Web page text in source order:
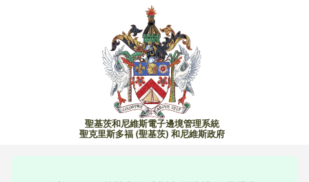
聖基茨和尼維斯電子邊境管理系統
聖克里斯多福 (聖基茨) 和尼維斯政府